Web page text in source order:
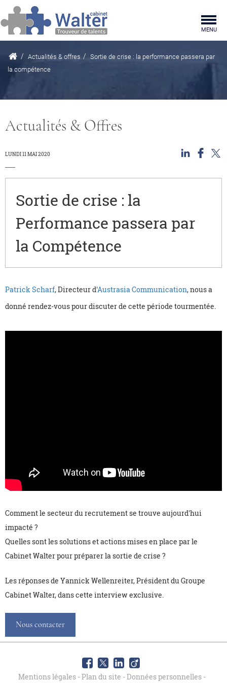
MENU
Actualités & offres
Sortie de crise : la performance passera par
la compétence
Actualités & Offres
LUNDI 11 MAI 2020
Sortie de crise : la
Performance passera par
la Compétence
Patrick Scharf, Directeur d'Austrasia Communication, nous a
donné rendez-vous pour discuter de cette période tourmentée.
Comment le secteur du recrutement se trouve aujourd'hui
impacté ?
Quelles sont les solutions et actions mises en place par le
Cabinet Walter pour préparer la sortie de crise ?
Les réponses de Yannick Wellenreiter, Président du Groupe
Cabinet Walter, dans cette interview exclusive.
Nous contacter
Mentions légales-Plan du site -Données personnelles-